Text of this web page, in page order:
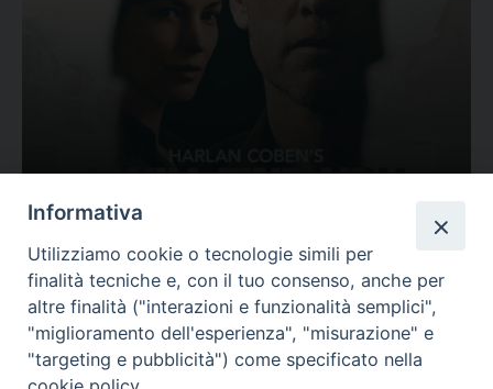
Valutazione
Complesso, Problematico
Tematica: Amore-Sentimenti, Carcere...
Informativa
Utilizziamo cookie o tecnologie simili per
finalità tecniche e, con il tuo consenso, anche per
altre finalità ("interazioni e funzionalità semplici",
"miglioramento dell'esperienza", "misurazione" e
"targeting e pubblicità") come specificato nella